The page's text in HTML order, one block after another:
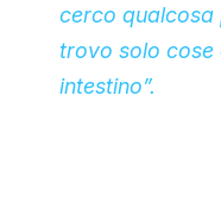
cerco qualcosa
trovo solo cose
intestino”.